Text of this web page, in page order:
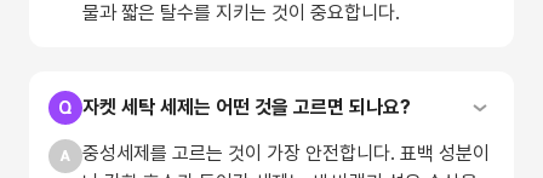
물과 짧은 탈수를 지키는 것이 중요합니다.
자켓 세탁 세제는 어떤 것을 고르면 되나요?
중성세제를 고르는 것이 가장 안전합니다. 표백 성분이